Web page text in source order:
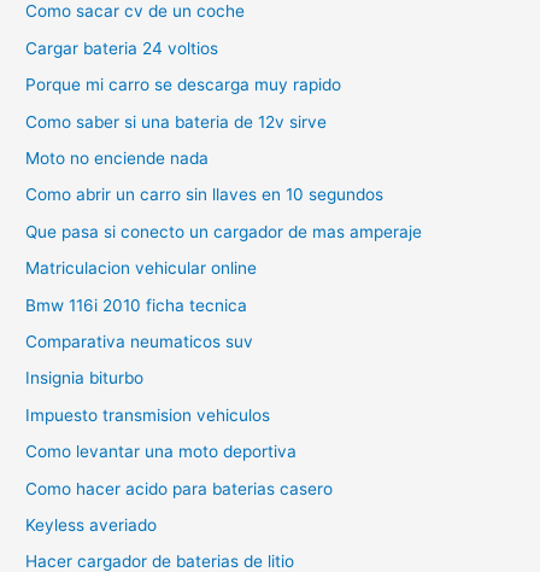
Como sacar cv de un coche
Cargar bateria 24 voltios
Porque mi carro se descarga muy rapido
Como saber si una bateria de 12v sirve
Moto no enciende nada
Como abrir un carro sin llaves en 10 segundos
Que pasa si conecto un cargador de mas amperaje
Matriculacion vehicular online
Bmw 116i 2010 ficha tecnica
Comparativa neumaticos suv
Insignia biturbo
Impuesto transmision vehiculos
Como levantar una moto deportiva
Como hacer acido para baterias casero
Keyless averiado
Hacer cargador de baterias de litio